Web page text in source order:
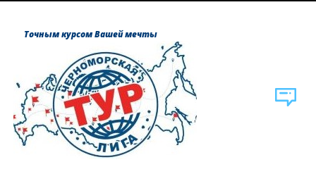
Точным курсом Вашей мечты